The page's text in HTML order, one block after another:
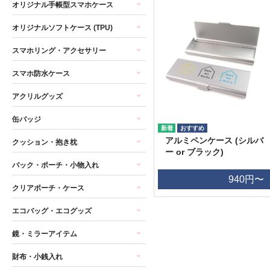
アルミペンケース (シルバ
ー or ブラック)
940円〜
オリジナル手帳型スマホケース
オリジナルソフトケース (TPU)
スマホリング・アクセサリー
スマホ防水ケース
アクリルグッズ
缶バッジ
クッション・抱き枕
バック・ポーチ・小物入れ
クリアポーチ・ケース
エコバッグ・エコグッズ
鏡・ミラーアイテム
財布・小銭入れ